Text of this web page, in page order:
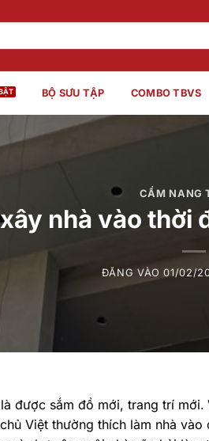
BỘ SƯU TẬP COMBO TBVS
CẨM NANG
nhà vào thời
ĐĂNG VÀO01/02/
được sắm đồ mới, trang trí mới.
Việt thường thích làm nhà